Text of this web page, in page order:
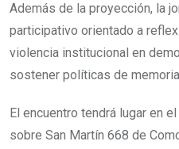
Además de la proyección, la
participativo orientado a
violencia institucional en
sostener políticas de
El encuentro tendrá lugar en
sobre San Martín 668 de